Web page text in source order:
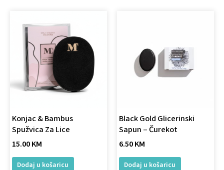
Konjac & Bambus
Spužvica Za Lice
15.00KM
Dodaj u košaricu
Black Gold Glicerinski
Sapun – Čurekot
6.50KM
Dodaj u košaricu